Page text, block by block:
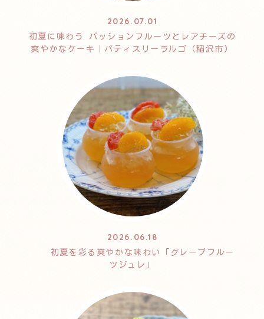
2026.07.01
初夏に味わう パッションフルーツとレアチーズの
爽やかなケーキ｜パティスリーラルゴ（稲沢市）
2026.06.18
初夏を彩る爽やかな味わい「グレープフルー
ツジュレ」